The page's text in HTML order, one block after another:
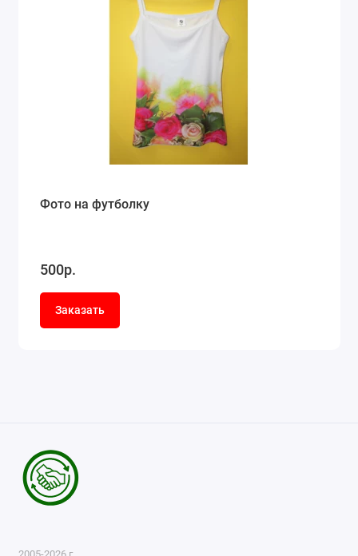
Фото на футболку
500р.
Заказать